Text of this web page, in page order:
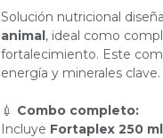
Solución nutricional
animal, ideal como
fortalecimiento. Este
energía y minerales clave.
💉 Combo completo:
Incluye Fortaplex 250